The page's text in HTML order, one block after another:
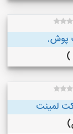
پوش.
لمینت